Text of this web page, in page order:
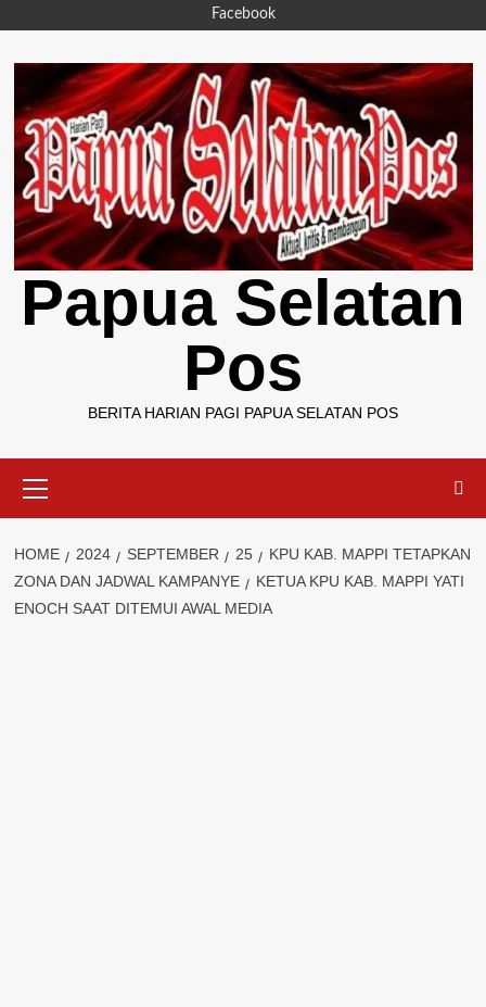
content
Facebook
Papua Selatan
Pos
BERITA HARIAN PAGI PAPUA SELATAN POS
Menu
HOME 2024 SEPTEMBER 25
KPU KAB. MAPPI TETAPKAN
ZONA DAN JADWAL KAMPANYE
KETUA KPU KAB. MAPPI YATI
ENOCH SAAT DITEMUI AWAL MEDIA